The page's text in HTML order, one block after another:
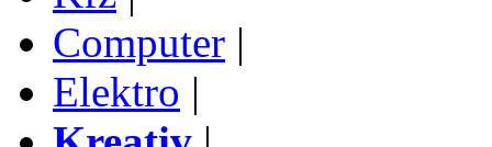
Computer |
Elektro |